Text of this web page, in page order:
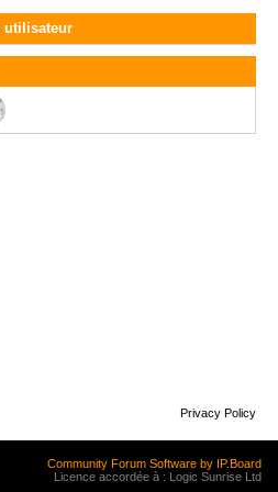
utilisateur
Privacy Policy
Community Forum Software by IP.Board
Licence accordée à : Logic Sunrise Ltd